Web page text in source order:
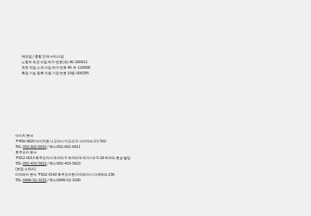
제조업 / 종합 인재 서비스업
노동자 파견 사업 허가 번호(파) 40-300912
유료 직업 소개 사업 허가 번호 40-유-120008
특정 기능 등록 지원 기관 번호 19등-000395
아이치 본사
〒458-0820 아이치현 나고야시 미도리구 사카마쓰 2가 502
TEL:052-602-6910/ 팩스:052-602-6911
후쿠오카 본사
〒812-0013 후쿠오카시 하카타구 하카타역 히가시2-5-28 하카타 효성 빌딩
TEL:092-433-5822/ 팩스:092-433-5823
(본점 소재지)
미야와카 본사 〒822-0142 후쿠오카현 미야와카시 다케하라 236
TEL:0949-52-3232/ 팩스:0949-52-3290